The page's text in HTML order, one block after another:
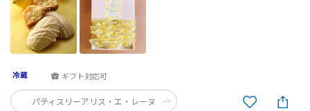
ギフト対応可
パティスリーアリス・エ・レーヌ